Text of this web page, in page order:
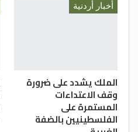
أخبار أردنية
الملك يشدد على ضرورة
وقف الاعتداءات
المستمرة على
الفلسطينيين بالضفة